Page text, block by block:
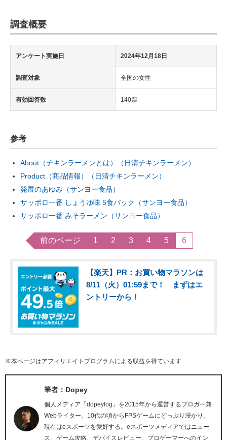
調査概要
アンケート実施日 2024年12月18日
調査対象 全国の女性
有効回答数 140票
参考
About（チキンラーメンとは）（日清チキンラーメン）
Product（商品情報）（日清チキンラーメン）
発展のあゆみ（サンヨー食品）
サッポロ一番 しょうゆ味 5食パック（サンヨー食品）
サッポロ一番 みそラーメン（サンヨー食品）
前のページ 1 2 3 4 5 6
【楽天】PR：お買い物マラソンは
8/11（火）01:59まで！ まずはエ
ントリーから！
※本ページはアフィリエイトプログラムによる収益を得ています
筆者：Dopey
個人メディア「dopeylog」を2015年から運営するブロガー兼
Webライター。10代の頃からFPSゲームにどっぷり浸かり、
現在はeスポーツを愛好する。eスポーツメディアではニュー
ス、ゲーム攻略、デバイスレビュー、プロゲーマーへのイン